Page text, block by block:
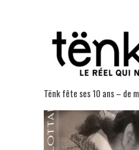
Tënk fête ses 10 ans – de